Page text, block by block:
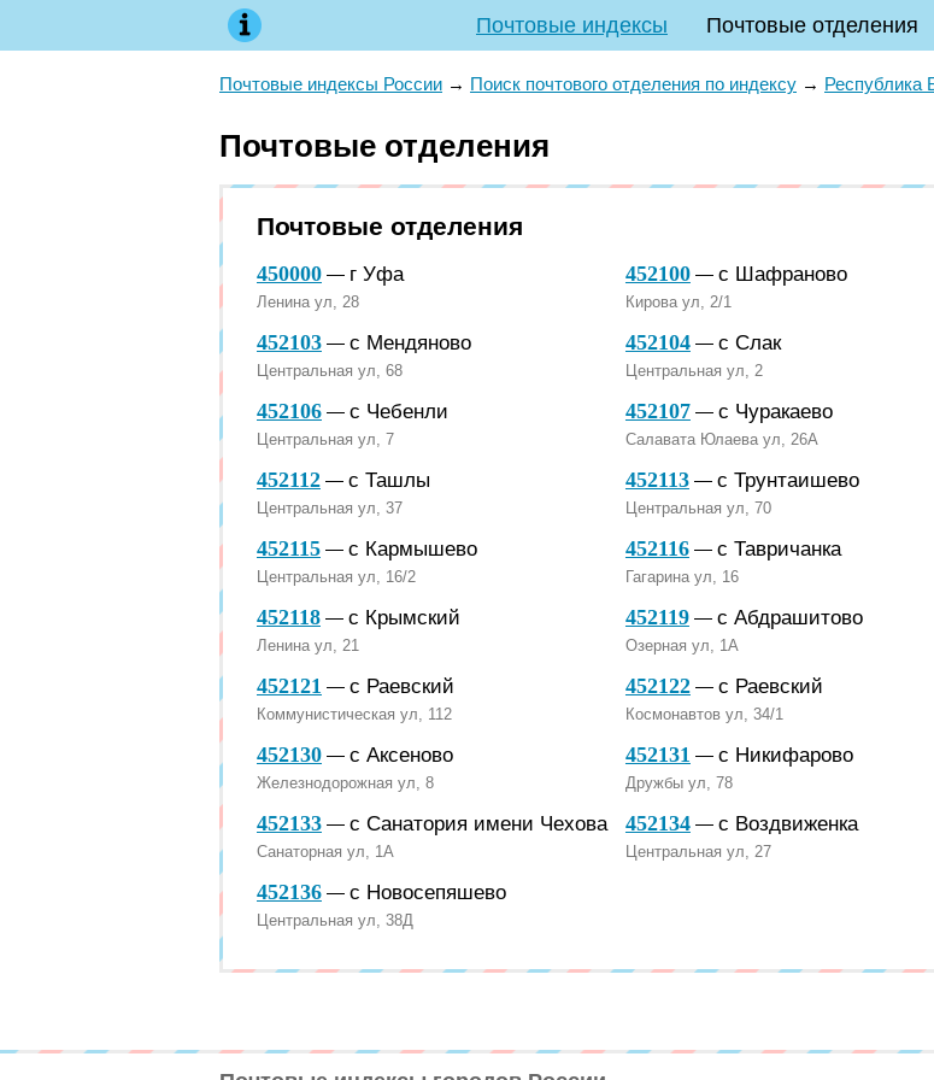
Почтовые индексы Почтовые отделения
Почтовые индексы России → Поиск почтового отделения по индексу → Республика
Почтовые отделения
Почтовые отделения
450000 — г Уфа
Ленина ул, 28
452100— с Шафраново
Кирова ул, 2/1
452103 — с Мендяново
Центральная ул, 68
452104— с Слак
Центральная ул, 2
452106 — с Чебенли
Центральная ул, 7
452107— с Чуракаево
Салавата Юлаева ул, 26А
452112 — с Ташлы
Центральная ул, 37
452113— с Трунтаишево
Центральная ул, 70
452115 — с Кармышево
Центральная ул, 16/2
452116— с Тавричанка
Гагарина ул, 16
452118 — с Крымский
Ленина ул, 21
452119— с Абдрашитово
Озерная ул, 1А
452121 — с Раевский
Коммунистическая ул, 112
452122— с Раевский
Космонавтов ул, 34/1
452130 — с Аксеново
Железнодорожная ул, 8
452131 — с Никифарово
Дружбы ул, 78
452133 — с Санатория имени Чехова
Санаторная ул, 1А
452134— с Воздвиженка
Центральная ул, 27
452136 — с Новосепяшево
Центральная ул, 38Д